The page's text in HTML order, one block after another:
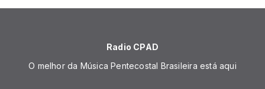
Radio CPAD
O melhor da Música Pentecostal Brasileira está aqui